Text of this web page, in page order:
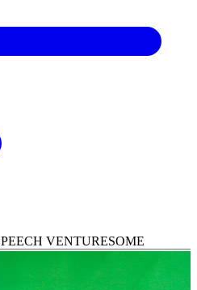
VENTURESOME